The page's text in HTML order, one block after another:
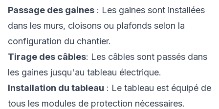
Passage des gaines : Les gaines sont installées
dans les murs, cloisons ou plafonds selon la
configuration du chantier.
Tirage des câbles: Les câbles sont passés dans
les gaines jusqu'au tableau électrique.
Installation du tableau : Le tableau est équipé de
tous les modules de protection nécessaires.